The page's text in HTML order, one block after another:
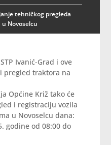
tehničkog pregleda
Novoselcu
Ivanić-Grad i ove
pregled traktora na
Općine Križ tako će
i registraciju vozila
u Novoselcu dana:
godine od 08:00 do